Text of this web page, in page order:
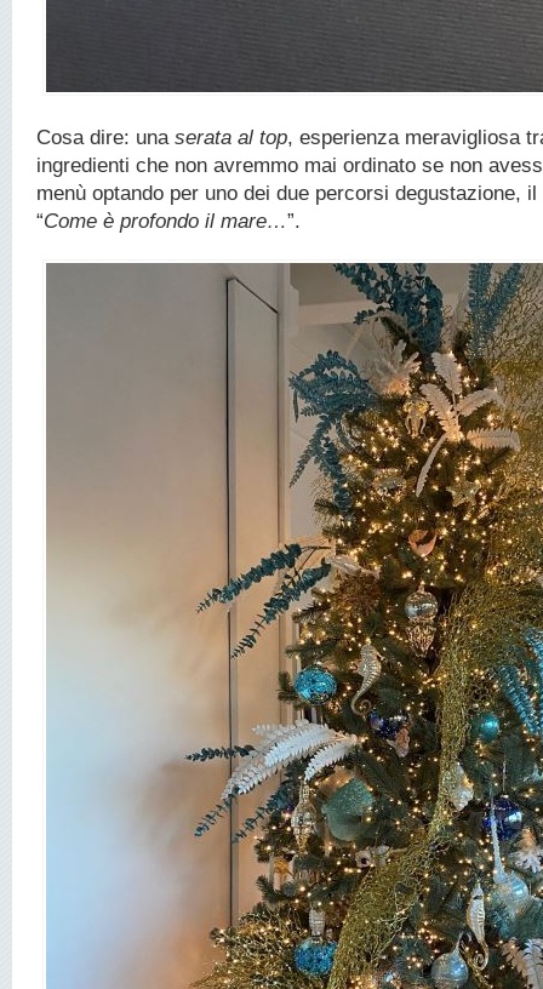
Cosa dire: una serata al top, esperienza meravigliosa
ingredienti che non avremmo mai ordinato se non
menù optando per uno dei due percorsi degustazione, il
“Come è profondo il mare…”.